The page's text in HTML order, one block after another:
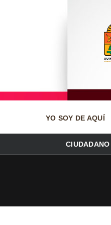
YO SOY DE AQUÍ
CIUDADANO